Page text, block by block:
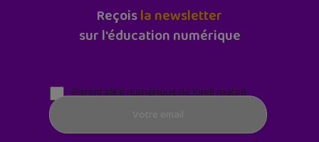
Reçoisla newsletter
sur l'éducation numérique
Parentalité numérique (le lundi matin)